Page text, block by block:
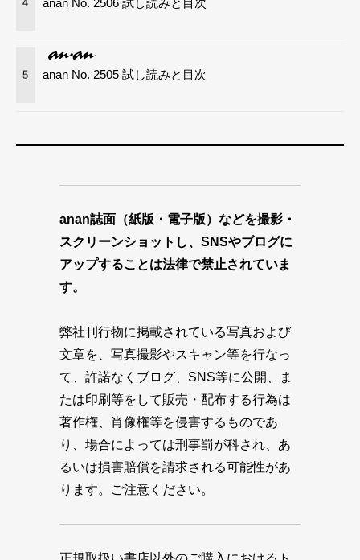
4
5 anan No. 2505 試し読みと目次
anan誌面（紙版・電子版）などを撮影・
スクリーンショットし、SNSやブログに
アップすることは法律で禁止されていま
す。
弊社刊行物に掲載されている写真および
文章を、写真撮影やスキャン等を行なっ
て、許諾なくブログ、SNS等に公開、ま
たは印刷等をして販売・配布する行為は
著作権、肖像権等を侵害するものであ
り、場合によっては刑事罰が科され、あ
るいは損害賠償を請求される可能性があ
ります。ご注意ください。